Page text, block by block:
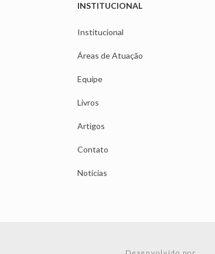
INSTITUCIONAL
Institucional
Áreas de Atuação
Equipe
Livros
Artigos
Contato
Notícias